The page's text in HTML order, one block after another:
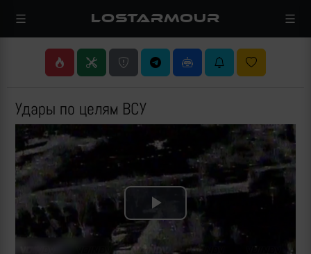
LOSTARMOUR
Удары по целям ВСУ
Play